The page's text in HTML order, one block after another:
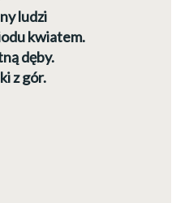
ludzi
kwiatem.
dęby.
z gór.